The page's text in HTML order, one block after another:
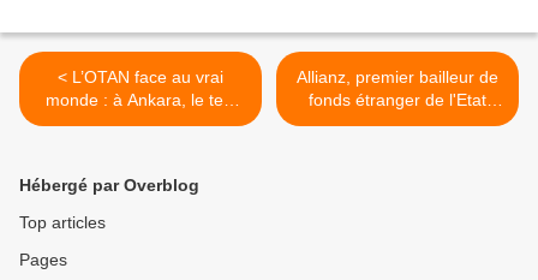
< L’OTAN face au vrai
monde : à Ankara, le test
de vérité de l’Alliance.
Allianz, premier bailleur de
fonds étranger de l'Etat
israélien >
Hébergé par Overblog
Top articles
Pages